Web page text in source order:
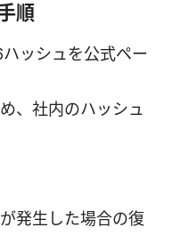
順
ッシュを公式ペー
、社内のハッシュ
発生した場合の復